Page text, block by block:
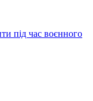
під час воєнного